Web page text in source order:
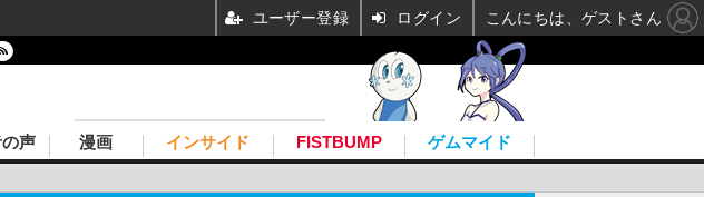
声 漫画 インサイド FISTBUMP ゲムマイド
ユーザー登録 ログイン こんにちは、ゲストさん